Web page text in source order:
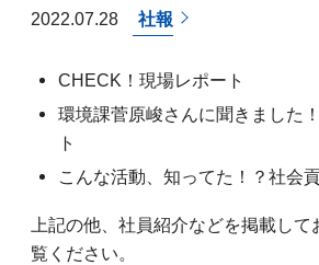
2022.07.28 社報
CHECK！現場レポート
環境課菅原峻さんに聞きました
ト
こんな活動、知ってた！？社会
上記の他、社員紹介などを掲載し
覧ください。